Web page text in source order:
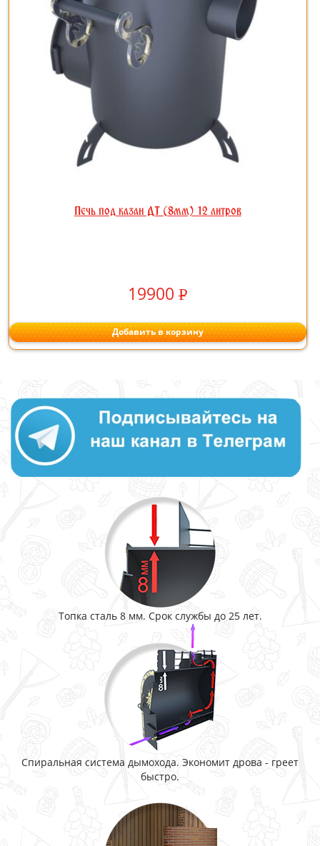
Печь под казан ДТ (8мм) 12 литров
19900 Р
Добавить в корзину
Топка сталь 8 мм. Срок службы до 25 лет.
Спиральная система дымохода. Экономит дрова - греет
быстро.